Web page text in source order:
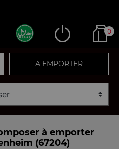
0
A EMPORTER
à emporter
(67204)